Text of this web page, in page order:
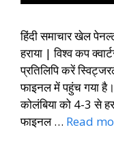
हिंदी समाचार खेल
हराया | विश्व कप
प्रतिलिपि करें
फाइनल में पहुंच गया
कोलंबिया को 4-3 से
फाइनल … Read